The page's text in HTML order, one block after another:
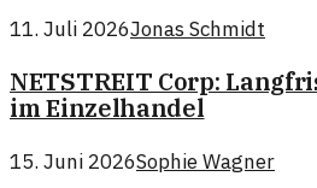
11. Juli 2026Jonas Schmidt
NETSTREIT Corp:
im Einzelhandel
15. Juni 2026Sophie Wagner